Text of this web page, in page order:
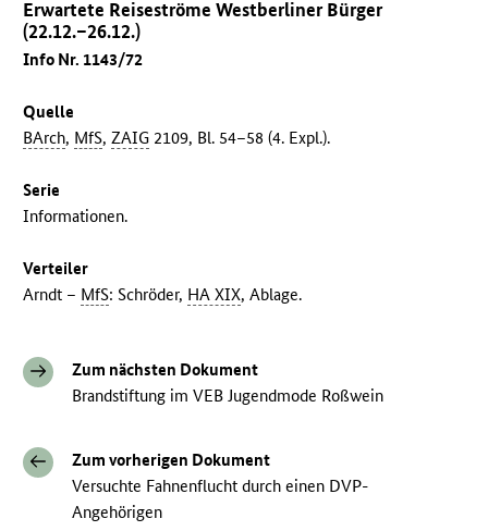
Erwartete Reiseströme Westberliner Bürger
(22.12.–26.12.)
Info Nr. 1143/72
Quelle
BArch, MfS,ZAIG 2109, Bl. 54–58 (4. Expl.).
Serie
Informationen.
Verteiler
Arndt – MfS: Schröder, HA XIX, Ablage.
Zum nächsten Dokument
Brandstiftung im VEB Jugendmode Roßwein
Zum vorherigen Dokument
Versuchte Fahnenflucht durch einen DVP-
Angehörigen